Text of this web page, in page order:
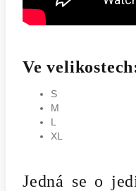
Ve
S
M
L
XL
Jedná se o